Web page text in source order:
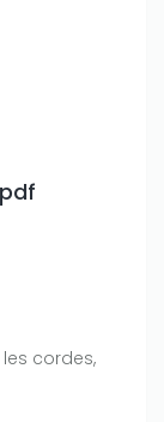
cordes,